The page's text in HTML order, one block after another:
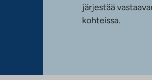
järjestää
kohteissa.